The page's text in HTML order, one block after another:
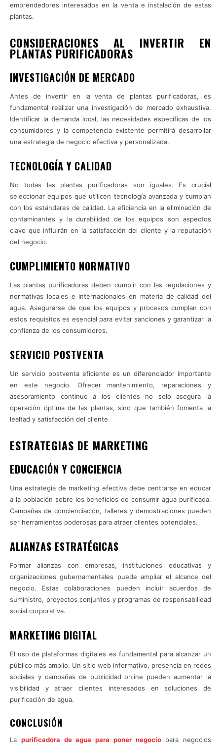
emprendedores interesados en la venta e instalación de estas
plantas.
CONSIDERACIONES AL INVERTIR EN
PLANTAS PURIFICADORAS
INVESTIGACIÓN DE MERCADO
Antes de invertir en la venta de plantas purificadoras, es
fundamental realizar una investigación de mercado exhaustiva.
Identificar la demanda local, las necesidades específicas de los
consumidores y la competencia existente permitirá desarrollar
una estrategia de negocio efectiva y personalizada.
TECNOLOGÍA Y CALIDAD
No todas las plantas purificadoras son iguales. Es crucial
seleccionar equipos que utilicen tecnología avanzada y cumplan
con los estándares de calidad. La eficiencia en la eliminación de
contaminantes y la durabilidad de los equipos son aspectos
clave que influirán en la satisfacción del cliente y la reputación
del negocio.
CUMPLIMIENTO NORMATIVO
Las plantas purificadoras deben cumplir con las regulaciones y
normativas locales e internacionales en materia de calidad del
agua. Asegurarse de que los equipos y procesos cumplan con
estos requisitos es esencial para evitar sanciones y garantizar la
confianza de los consumidores.
SERVICIO POSTVENTA
Un servicio postventa eficiente es un diferenciador importante
en este negocio. Ofrecer mantenimiento, reparaciones y
asesoramiento continuo a los clientes no solo asegura la
operación óptima de las plantas, sino que también fomenta la
lealtad y satisfacción del cliente.
ESTRATEGIAS DE MARKETING
EDUCACIÓN Y CONCIENCIA
Una estrategia de marketing efectiva debe centrarse en educar
a la población sobre los beneficios de consumir agua purificada.
Campañas de concienciación, talleres y demostraciones pueden
ser herramientas poderosas para atraer clientes potenciales.
ALIANZAS ESTRATÉGICAS
Formar alianzas con empresas, instituciones educativas y
organizaciones gubernamentales puede ampliar el alcance del
negocio. Estas colaboraciones pueden incluir acuerdos de
suministro, proyectos conjuntos y programas de responsabilidad
social corporativa.
MARKETING DIGITAL
El uso de plataformas digitales es fundamental para alcanzar un
público más amplio. Un sitio web informativo, presencia en redes
sociales y campañas de publicidad online pueden aumentar la
visibilidad y atraer clientes interesados en soluciones de
purificación de agua.
CONCLUSIÓN
La purificadora de agua para poner negociopara negocios